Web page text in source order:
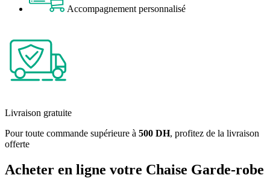
Accompagnement personnalisé
Livraison gratuite
Pour toute commande supérieure à 500 DH, profitez de la livraison
offerte
Acheter en ligne votre Chaise Garde-robe